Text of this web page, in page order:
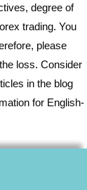
degree of
trading. You
please
loss. Consider
in the blog
for English-